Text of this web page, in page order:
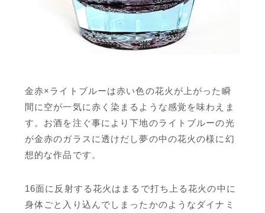
金赤×ライトブルーは赤い色の花火が上がった瞬
間に空が一気に赤く染まるような感覚を味わえま
す。お酒を注ぐ事により下地のライトブルーの光
が金赤のガラスに透けだし夢の中の花火の様に幻
想的な作品です。
16面に反射する花火はまるで打ち上る花火の中に
身体ごと入り込んでしまったかのようなダイナミ